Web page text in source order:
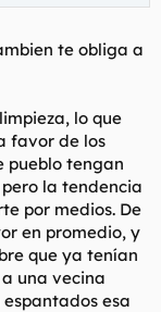
te obliga a
lo que
favor de los
pueblo tengan
la tendencia
por medios. De
en promedio, y
que ya tenían
una vecina
esa